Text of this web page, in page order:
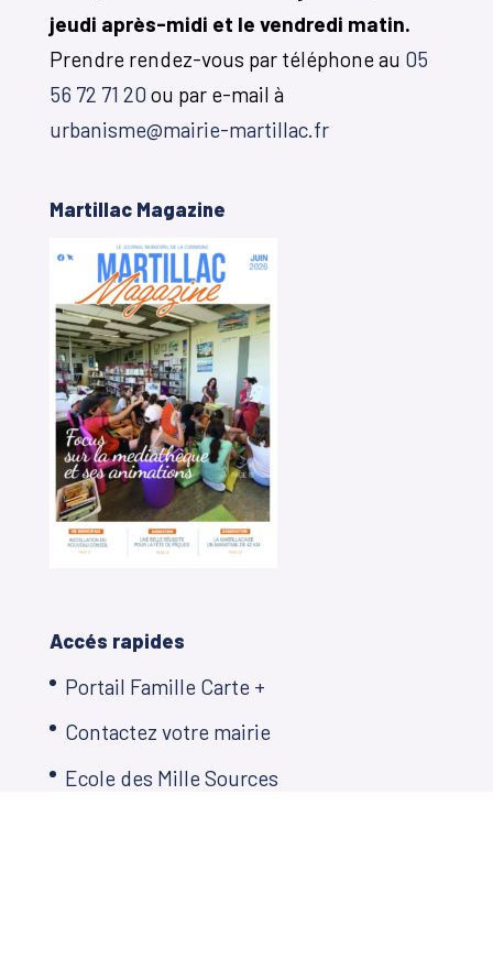
jeudi après-midi et le vendredi matin.
Prendre rendez-vous par téléphone au 05
56 72 71 20 ou par e-mail à
urbanisme@mairie-martillac.fr
Martillac Magazine
Accés rapides
Portail Famille Carte +
Contactez votre mairie
Ecole des Mille Sources